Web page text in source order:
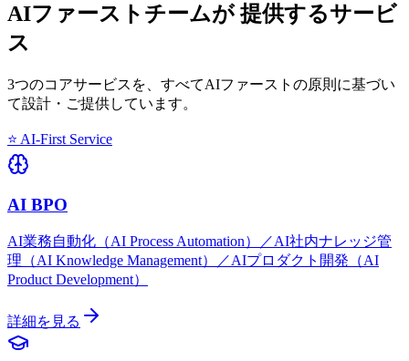
AIファーストチームが 提供するサービ
ス
3つのコアサービスを、すべてAIファーストの原則に基づい
て設計・ご提供しています。
⭐ AI-First Service
AI BPO
AI業務自動化（AI Process Automation）／AI社内ナレッジ管
理（AI Knowledge Management）／AIプロダクト開発（AI
Product Development）
詳細を見る